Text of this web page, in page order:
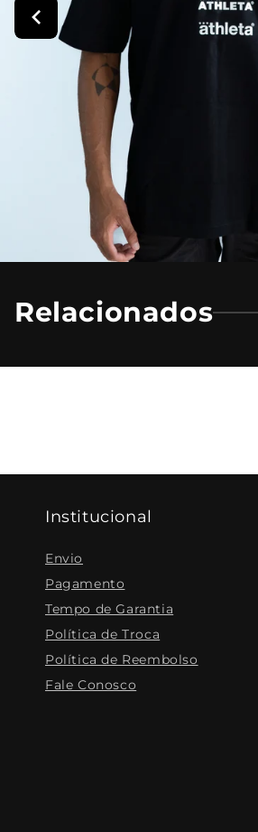
Relacionados
Institucional
Envio
Pagamento
Tempo de Garantia
Política de Troca
Política de Reembolso
Fale Conosco